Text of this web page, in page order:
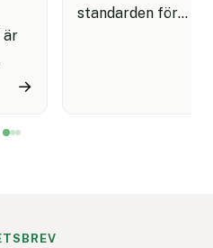
är
→
standarden för